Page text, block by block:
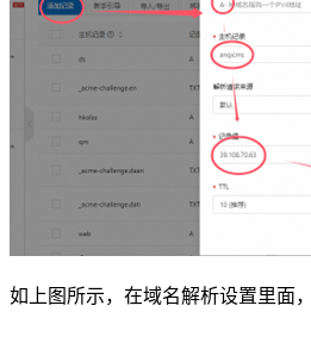
如上图所示，在域名解析设置里面